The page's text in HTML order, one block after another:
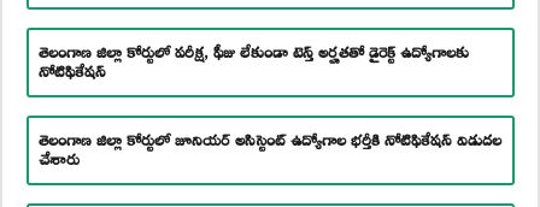
తెలంగాణ జిల్లా కోర్టులో పరీక్ష, ఫీజు లేకుండా టెన్త్ అర్హతతో డైరెక్ట్ ఉద్యోగాలకు
నోటిఫికేషన్
తెలంగాణ జిల్లా కోర్టులో జూనియర్ అసిస్టెంట్ ఉద్యోగాల భర్తీకి నోటిఫికేషన్ విడుదల
చేశారు